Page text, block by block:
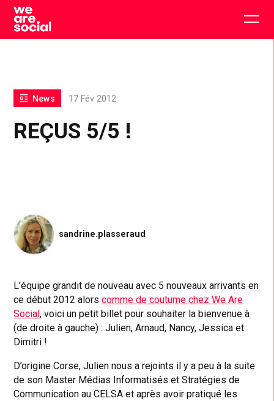
Skip
content
REÇUS 5/5 !
News 17 Fév 2012
sandrine.plasseraud
L’équipe grandit de nouveau avec 5 nouveaux arrivants en
ce début 2012 alorscomme de coutume chez We Are
Social, voici un petit billet pour souhaiter la bienvenue à
(de droite à gauche) : Julien, Arnaud, Nancy, Jessica et
Dimitri !
D’origine Corse, Julien nous a rejoints il y a peu à la suite
de son Master Médias Informatisés et Stratégies de
Communication au CELSA et après avoir pratiqué les